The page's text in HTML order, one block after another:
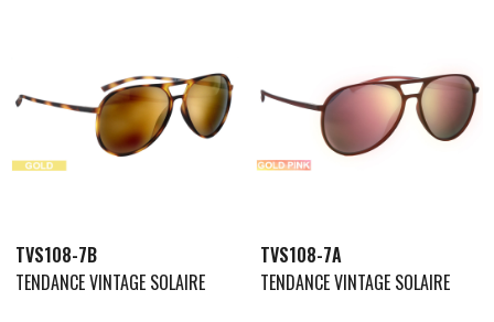
TVS108-7B
TENDANCE VINTAGE SOLAIRE
TVS108-7A
TENDANCE VINTAGE SOLAIRE